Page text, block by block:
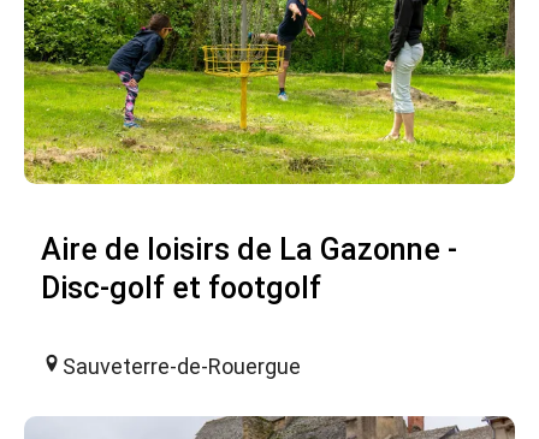
Aire de loisirs de La Gazonne -
Disc-golf et footgolf
Sauveterre-de-Rouergue